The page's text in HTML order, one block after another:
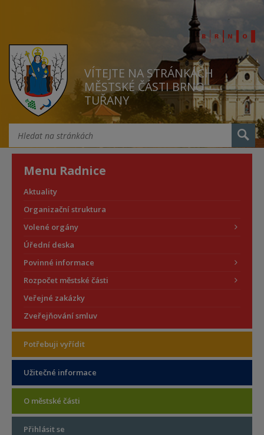
VÍTEJTE NA STRÁNKÁCH
MĚSTSKÉ ČÁSTI BRNO
TUŘANY
Menu Radnice
Aktuality
Organizační struktura
Volené orgány
Úřední deska
Povinné informace
Rozpočet městské části
Veřejné zakázky
Zveřejňování smluv
Potřebuji vyřídit
Užitečné informace
O městské části
Přihlásit se